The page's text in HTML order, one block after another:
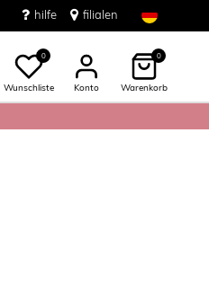
hilfe filialen
0
Wunschliste Konto
0
Warenkorb